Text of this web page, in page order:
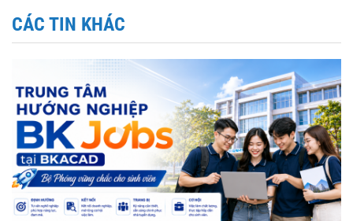
CÁC TIN KHÁC